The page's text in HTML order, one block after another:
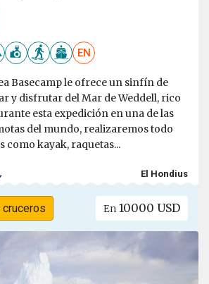
EN
Basecamp le ofrece un sinfín de
y disfrutar del Mar de Weddell, rico
esta expedición en una de las
del mundo, realizaremos todo
como kayak, raquetas...
El Hondius
cruceros En 10000 USD